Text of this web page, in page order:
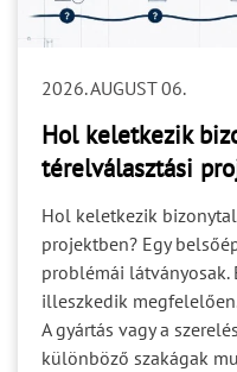
2026. AUGUST 06.
Hol keletkezik
térelválasztási
Hol keletkezik
projektben? Egy
problémái látványosak.
illeszkedik
A gyártás vagy a
különböző szakágak